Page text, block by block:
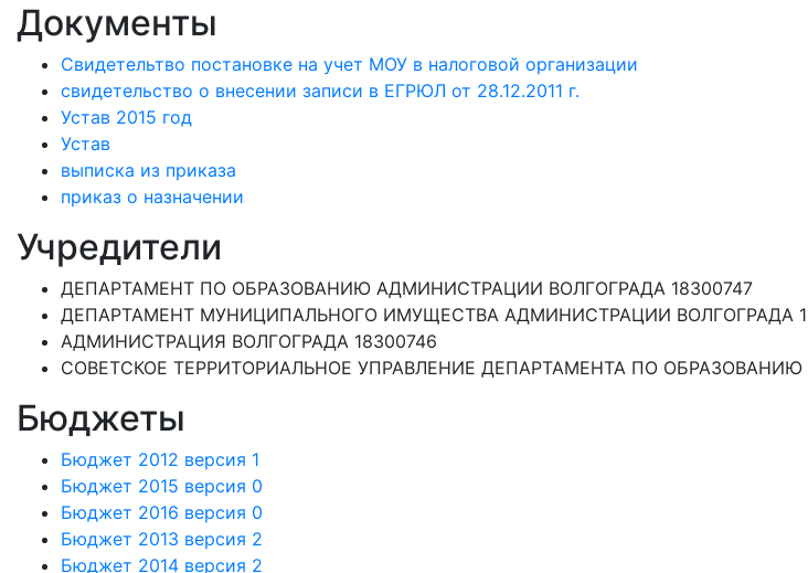
Документы
Свидетельтво постановке на учет МОУ в налоговой организации
свидетельство о внесении записи в ЕГРЮЛ от 28.12.2011 г.
Устав 2015 год
Устав
выписка из приказа
приказ о назначении
Учредители
ДЕПАРТАМЕНТ ПО ОБРАЗОВАНИЮ АДМИНИСТРАЦИИ ВОЛГОГРАДА 18300747
ДЕПАРТАМЕНТ МУНИЦИПАЛЬНОГО ИМУЩЕСТВА АДМИНИСТРАЦИИ ВОЛГОГРАДА
АДМИНИСТРАЦИЯ ВОЛГОГРАДА 18300746
СОВЕТСКОЕ ТЕРРИТОРИАЛЬНОЕ УПРАВЛЕНИЕ ДЕПАРТАМЕНТА ПО
Бюджеты
Бюджет 2012 версия 1
Бюджет 2015 версия 0
Бюджет 2016 версия 0
Бюджет 2013 версия 2
Бюджет 2014 версия 2